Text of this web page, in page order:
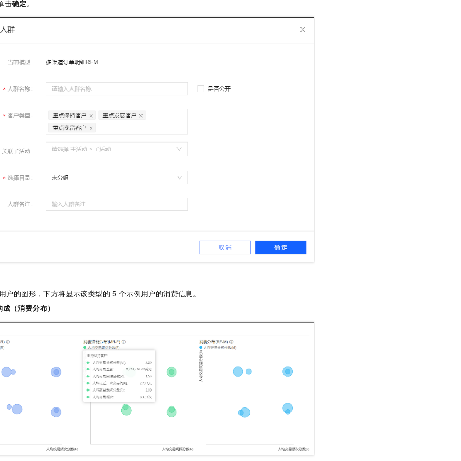
击确定。
户的图形，下方将显示该类型的 5 个示例用户的消费信息。
（消费分布）